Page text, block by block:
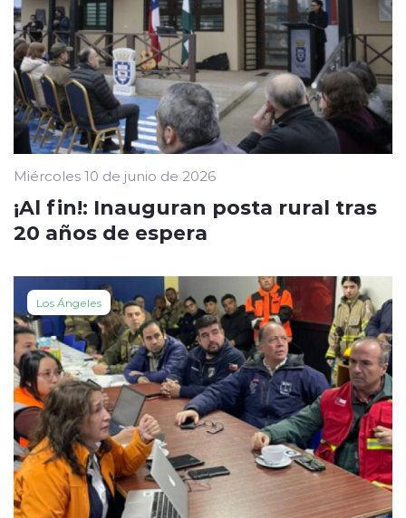
Miércoles 10 de junio de 2026
¡Al fin!: Inauguran posta rural tras
20 años de espera
Los Ángeles